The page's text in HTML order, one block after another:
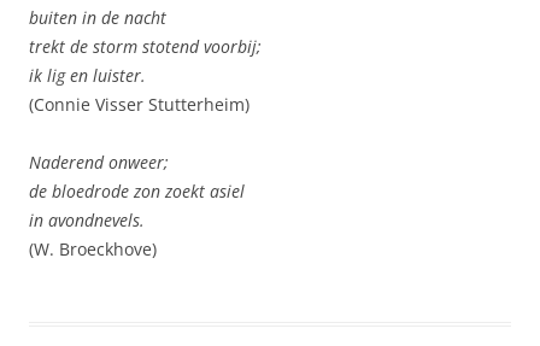
buiten in de nacht
trekt de storm stotend voorbij;
ik lig en luister.
(Connie Visser Stutterheim)
Naderend onweer;
de bloedrode zon zoekt asiel
in avondnevels.
(W. Broeckhove)